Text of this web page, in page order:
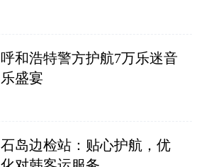
呼和浩特警方护航7万乐迷音
乐盛宴
石岛边检站：贴心护航，优